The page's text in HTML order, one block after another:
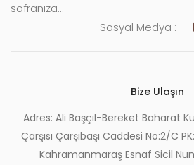
sofranıza...
Sosyal Medya :
Bize Ulaşın
Adres: Ali Başçıl-Bereket Baharat
Çarşısı Çarşıbaşı Caddesi No:2/C
Kahramanmaraş Esnaf Sicil